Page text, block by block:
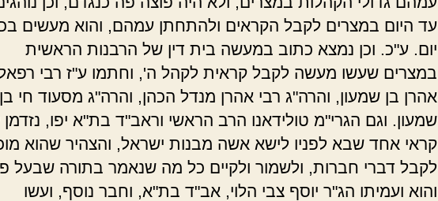
עד היום במצרים לקבל הקראים ולהתחתן עמהם, והוא מעשים
יום. ע"כ. וכן נמצא כתוב במעשה בית דין של הרבנות הראשית
במצרים שעשו מעשה לקבל קראית לקהל ה', וחתמו ע"ז רבי
אהרן בן שמעון, והרה"ג רבי אהרן מנדל הכהן, והרה"ג מסעוד חי בן
שמעון. וגם הגרי"מ טולידאנו הרב הראשי וראב"ד בת"א יפו, נזדמן
קראי אחד שבא לפניו לישא אשה מבנות ישראל, והצהיר שהוא
לקבל דברי חברות, ולשמור ולקיים כל מה שנאמר בתורה שבעל
והוא ועמיתו הג"ר יוסף צבי הלוי, אב"ד בת"א, וחבר נוסף, ועשו